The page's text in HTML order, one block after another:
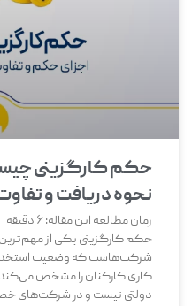
حکم کارگزینی
نحوه دریافت و
زمان مطالعه این مقاله:6 دقیقه
حکم کارگزینی یکی از مهم‌ترین
شرکت‌هاست که وضعیت
کاری کارکنان را مشخص
دولتی نیست و در شرکت‌های